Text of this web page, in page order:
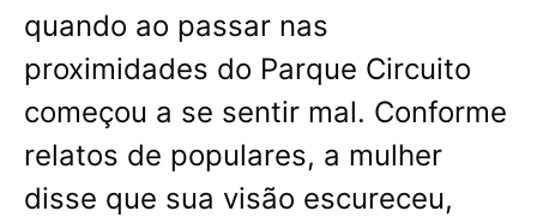
quando ao passar nas
proximidades do Parque Circuito
começou a se sentir mal. Conforme
relatos de populares, a mulher
disse que sua visão escureceu,